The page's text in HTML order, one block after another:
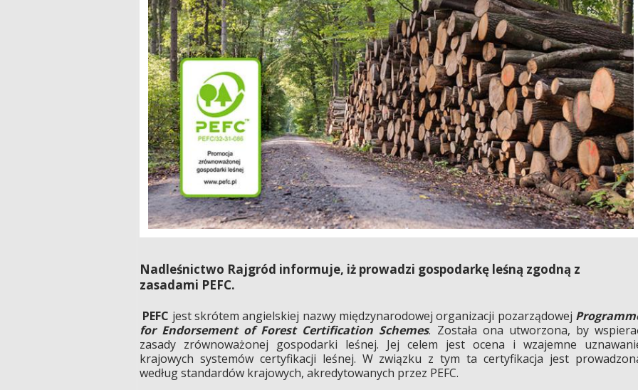
Nadleśnictwo Rajgród informuje, iż prowadzi gospodarkę leśną zgodną z
zasadami PEFC.
PEFC jest skrótem angielskiej nazwy międzynarodowej organizacji pozarządowej
for Endorsement of Forest Certification Schemes. Została ona utworzona, by
zasady zrównoważonej gospodarki leśnej. Jej celem jest ocena i wzajemne
krajowych systemów certyfikacji leśnej. W związku z tym ta certyfikacja jest
według standardów krajowych, akredytowanych przez PEFC.